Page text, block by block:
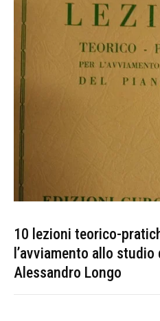
10 lezioni teorico-
l’avviamento allo
Alessandro Longo